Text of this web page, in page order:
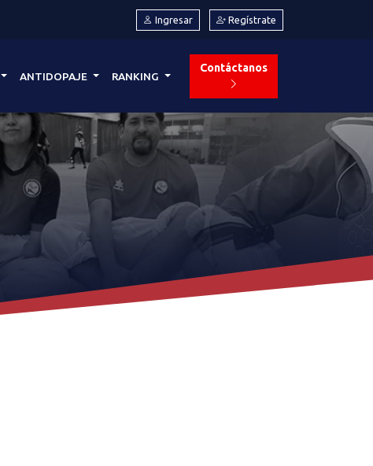
Ingresar Regístrate
ANTIDOPAJE RANKING
Contáctanos